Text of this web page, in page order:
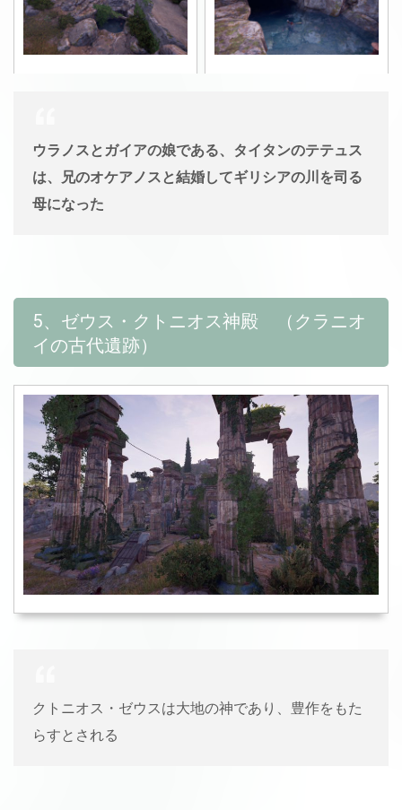
ウラノスとガイアの娘である、タイタンのテテュス
は、兄のオケアノスと結婚してギリシアの川を司る
母になった
5、ゼウス・クトニオス神殿 （クラニオ
イの古代遺跡）
クトニオス・ゼウスは大地の神であり、豊作をもた
らすとされる